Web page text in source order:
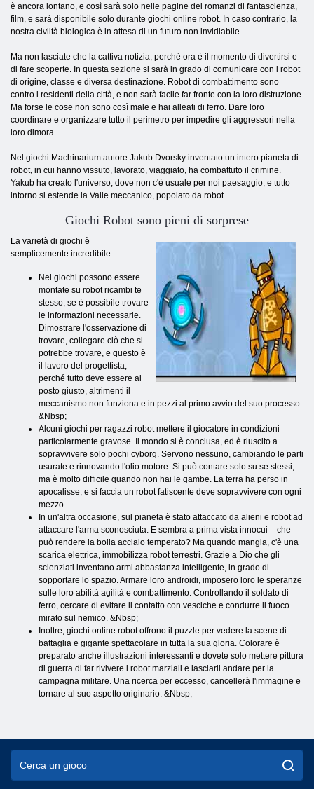
è ancora lontano, e così sarà solo nelle pagine dei romanzi di fantascienza,
film, e sarà disponibile solo durante giochi online robot. In caso contrario, la
nostra civiltà biologica è in attesa di un futuro non invidiabile.
Ma non lasciate che la cattiva notizia, perché ora è il momento di divertirsi e
di fare scoperte. In questa sezione si sarà in grado di comunicare con i robot
di origine, classe e diversa destinazione. Robot di combattimento sono
contro i residenti della città, e non sarà facile far fronte con la loro distruzione.
Ma forse le cose non sono così male e hai alleati di ferro. Dare loro
coordinare e organizzare tutto il perimetro per impedire gli aggressori nella
loro dimora.
Nel giochi Machinarium autore Jakub Dvorsky inventato un intero pianeta di
robot, in cui hanno vissuto, lavorato, viaggiato, ha combattuto il crimine.
Yakub ha creato l'universo, dove non c'è usuale per noi paesaggio, e tutto
intorno si estende la Valle meccanico, popolato da robot.
Giochi Robot sono pieni di sorprese
La varietà di giochi è
semplicemente incredibile:
Nei giochi possono essere
montate su robot ricambi te
stesso, se è possibile trovare
le informazioni necessarie.
Dimostrare l'osservazione di
trovare, collegare ciò che si
potrebbe trovare, e questo è
il lavoro del progettista,
perché tutto deve essere al
posto giusto, altrimenti il ​​
meccanismo non funziona e in pezzi al primo avvio del suo processo.
&Nbsp;
Alcuni giochi per ragazzi robot mettere il giocatore in condizioni
particolarmente gravose. Il mondo si è conclusa, ed è riuscito a
sopravvivere solo pochi cyborg. Servono nessuno, cambiando le parti
usurate e rinnovando l'olio motore. Si può contare solo su se stessi,
ma è molto difficile quando non hai le gambe. La terra ha perso in
apocalisse, e si faccia un robot fatiscente deve sopravvivere con ogni
mezzo.
In un'altra occasione, sul pianeta è stato attaccato da alieni e robot ad
attaccare l'arma sconosciuta. E sembra a prima vista innocui – che
può rendere la bolla acciaio temperato? Ma quando mangia, c'è una
scarica elettrica, immobilizza robot terrestri. Grazie a Dio che gli
scienziati inventano armi abbastanza intelligente, in grado di
sopportare lo spazio. Armare loro androidi, imposero loro le speranze
sulle loro abilità agilità e combattimento. Controllando il soldato di
ferro, cercare di evitare il contatto con vesciche e condurre il fuoco
mirato sul nemico. &Nbsp;
Inoltre, giochi online robot offrono il puzzle per vedere la scene di
battaglia e gigante spettacolare in tutta la sua gloria. Colorare è
preparato anche illustrazioni interessanti e dovete solo mettere pittura
di guerra di far rivivere i robot marziali e lasciarli andare per la
campagna militare. Una ricerca per eccesso, cancellerà l'immagine e
tornare al suo aspetto originario. &Nbsp;